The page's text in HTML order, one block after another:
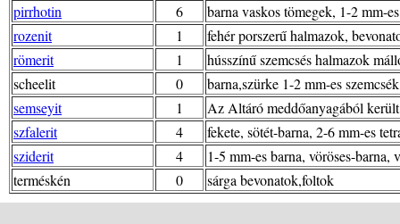
pirrhotin
6
barna vaskos tömegek, 1-2 mm-
rozenit
1
fehér porszerű halmazok,
römerit
1
hússzínű szemcsés halmazok
scheelit
0
barna,szürke 1-2 mm-es
semseyit
1
Az Altáró meddőanyagából
szfalerit
4
fekete, sötét-barna, 2-6 mm-es
sziderit
4
1-5 mm-es barna, vöröses-
terméskén
0 sárga bevonatok,foltok